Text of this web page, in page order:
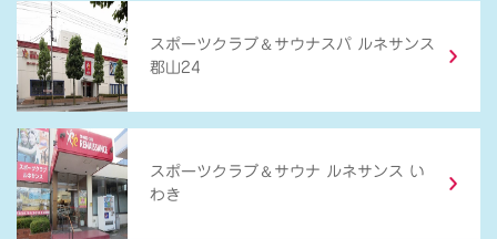
スポーツクラブ ＆ サウナスパ ルネサンス
郡山24
スポーツクラブ ＆ サウナ ルネサンス い
わき